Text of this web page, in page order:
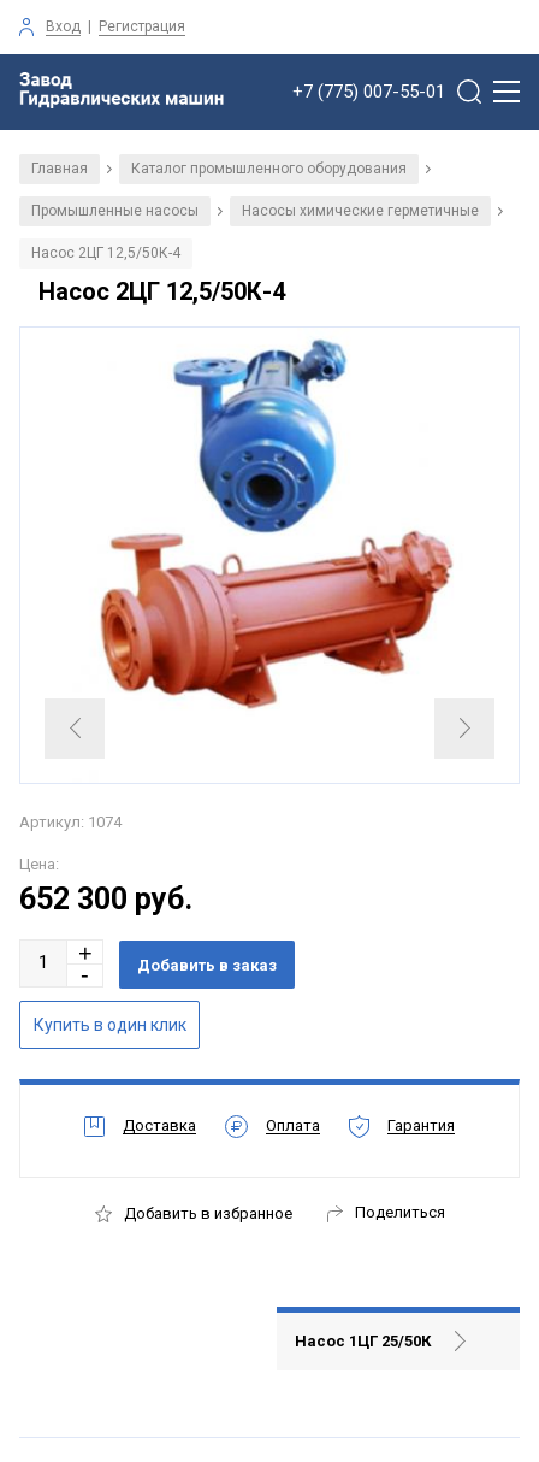
Вход | Регистрация
+7 (775) 007-55-01
Главная / Каталог промышленного оборудования /
Промышленные насосы / Насосы химические герметичные /
Насос 2ЦГ 12,5/50К-4
Насос 2ЦГ 12,5/50К-4
Артикул: 1074
Цена:
652 300 руб.
Доставка Оплата Гарантия
Добавить в избранное Поделиться
Насос 1ЦГ 25/50К